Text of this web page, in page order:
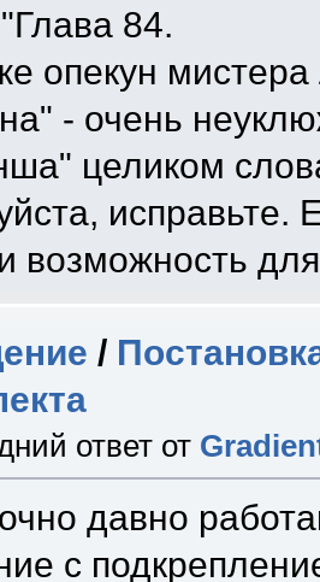
84.
опекун мистера
- очень
целиком
исправьте.
возможность для
/
ответ от
давно
с